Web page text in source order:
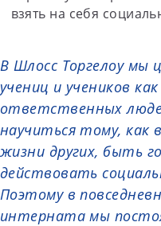
взять на себя
В Шлосс Торгелоу мы
учениц и учеников
ответственных
научиться тому, как
жизни других, быть
действовать
Поэтому в
интерната мы